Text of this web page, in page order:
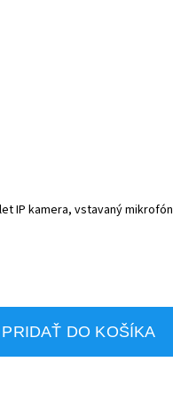
IP kamera, vstavaný mikrofón
PRIDAŤ DO KOŠÍKA